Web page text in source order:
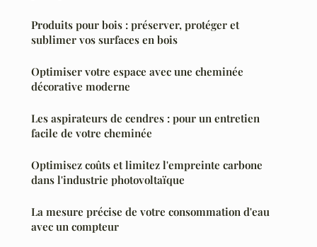
Produits pour bois : préserver, protéger et
sublimer vos surfaces en bois
Optimiser votre espace avec une cheminée
décorative moderne
Les aspirateurs de cendres : pour un entretien
facile de votre cheminée
Optimisez coûts et limitez l'empreinte carbone
dans l'industrie photovoltaïque
La mesure précise de votre consommation d'eau
avec un compteur